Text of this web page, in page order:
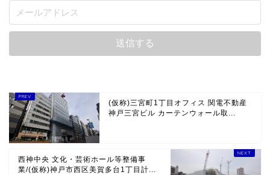
(仮称)三宮町1丁目オフィス 関電不動産
神戸三宮ビル カーテンウォール取...
西神中央 文化・芸術ホール等整備事
業/(仮称)神戸市西区美賀多台1丁目計...